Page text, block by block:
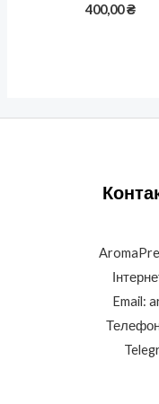
400,00₴
Email: